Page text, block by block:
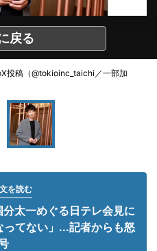
戻る
投稿（@tokioinc_taichi／一部加
を読む
分太一めぐる日テレ会見に
てない」...記者からも怒